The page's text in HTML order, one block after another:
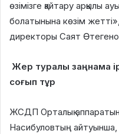
өзімізге қайтару арқылы
болатынына көзім
директоры Саят
Жер туралы заңнама
соғып тұр
ЖСДП Орталық
Насибуловтың айтуынша,